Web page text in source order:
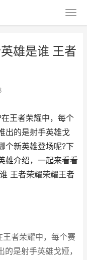
雄是谁 王者
王者荣耀中，每个
出的是射手英雄戈
个新英雄登场呢?下
雄介绍，一起来看看
王者荣耀荣耀王者
王者荣耀中，每个赛
是射手英雄戈娅，